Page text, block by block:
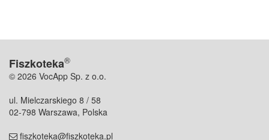
Fiszkoteka®
© 2026 VocApp Sp. z o.o.
ul. Mielczarskiego 8 / 58
02-798 Warszawa, Polska
fiszkoteka@fiszkoteka.pl